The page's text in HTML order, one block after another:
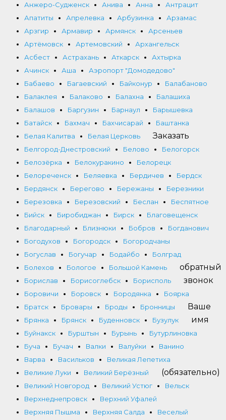
Анжеро-Судженск
Анива Анна
Антрацит
Апатиты
Апрелевка Арбузинка
Арзамас
Арзгир
Армавир Армянск
Арсеньев
Артёмовск
Артемовский
Архангельск
Асбест
Астрахань Аткарск
Ахтырка
Ачинск
Аша
Аэропорт "Домодедово"
Бабаево
Багаевский Байконур
Балабаново
Балаклея
Балаково Балахна
Балашиха
Балашов
Баргузин Барнаул
Барышевка
Батайск
Бахмач Бахчисарай
Баштанка
Белая Калитва
Белая Церковь
Белгород-Днестровский
Белово
Белогорск
Белозёрка
Белокуракино
Белорецк
Белореченск
Беляевка Бердичев
Бердск
Бердянск
Берегово Бережаны
Березники
Березовка
Березовский Беслан
Беспятное
Бийск
Биробиджан Бирск
Благовещенск
Благодарный
Близнюки Бобров
Богданович
Богодухов
Богородск
Богородчаны
Богуслав
Богучар Бодайбо
Болград
Болехов
Бологое
Большой Камень
Борислав
Борисоглебск
Борисполь
Боровичи
Боровск Бородянка
Боярка
Братск
Бровары Броды
Бронницы
Брянка
Брянск Буденновск
Бузулук
Буйнакск
Бурштын Бурынь
Бутурлиновка
Буча
Бучач Валки Валуйки
Ванино
Варва
Васильков
Великая Лепетиха
Великие Луки
Великий Берёзный
Великий Новгород
Великий Устюг
Вельск
Верхнеднепровск
Верхний Уфалей
Верхняя Пышма
Верхняя Салда Веселый
Заказать
обратный
звонок
Ваше
имя
(обязательно)